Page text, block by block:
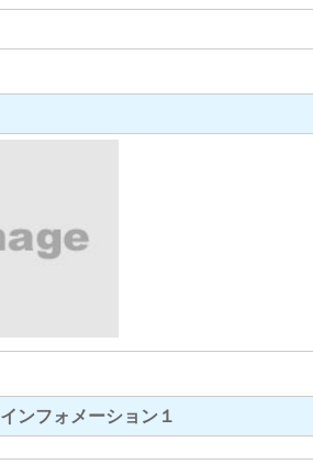
インフォメーション１